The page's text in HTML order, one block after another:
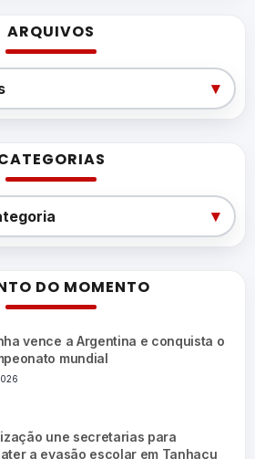
ARQUIVOS
▾
▾
DO MOMENTO
vence a Argentina e conquista o
mundial
une secretarias para
a evasão escolar em Tanhaçu